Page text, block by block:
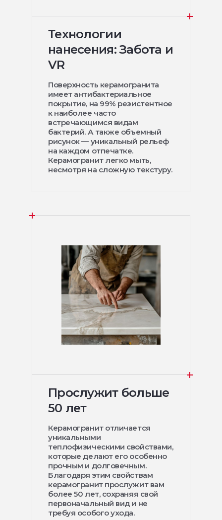
Технологии
нанесения: Забота и
VR
Поверхность керамогранита
имеет антибактериальное
покрытие, на 99% резистентное
к наиболее часто
встречающимся видам
бактерий. А также объемный
рисунок — уникальный рельеф
на каждом отпечатке.
Керамогранит легко мыть,
несмотря на сложную текстуру.
Прослужит больше
50 лет
Керамогранит отличается
уникальными
теплофизическими свойствами,
которые делают его особенно
прочным и долговечным.
Благодаря этим свойствам
керамогранит прослужит вам
более 50 лет, сохраняя свой
первоначальный вид и не
требуя особого ухода.